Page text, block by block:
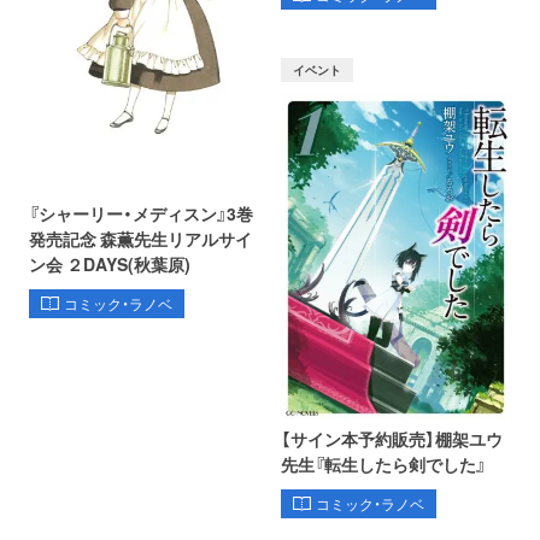
『シャーリー・メディスン』3巻
発売記念 森薫先生リアルサイ
ン会 ２DAYS(秋葉原)
コミック・ラノベ
イベント
【サイン本予約販売】棚架ユウ
先生『転生したら剣でした』
コミック・ラノベ